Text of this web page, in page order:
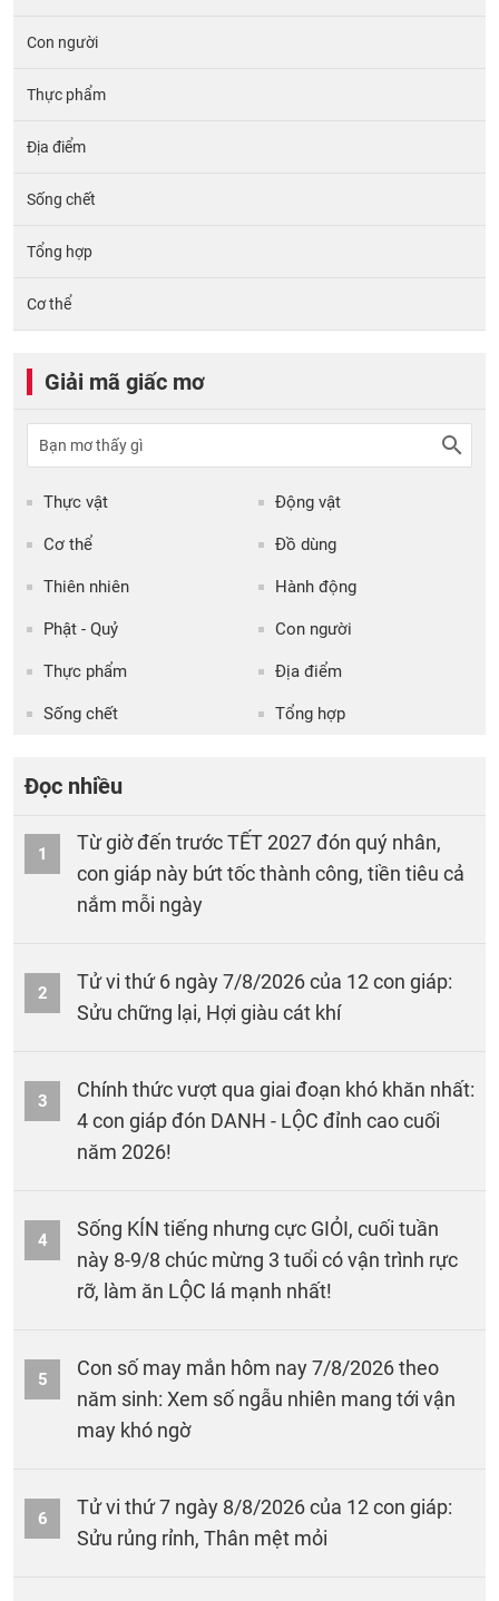
Con người
Thực phẩm
Địa điểm
Sống chết
Tổng hợp
Cơ thể
Giải mã giấc mơ
Thực vật Động vật
Cơ thể Đồ dùng
Thiên nhiên Hành động
Phật - Quỷ Con người
Thực phẩm Địa điểm
Sống chết Tổng hợp
Đọc nhiều
1
Từ giờ đến trước TẾT 2027 đón quý nhân,
con giáp này bứt tốc thành công, tiền tiêu cả
nắm mỗi ngày
2
Tử vi thứ 6 ngày 7/8/2026 của 12 con giáp:
Sửu chững lại, Hợi giàu cát khí
3
Chính thức vượt qua giai đoạn khó khăn nhất:
4 con giáp đón DANH - LỘC đỉnh cao cuối
năm 2026!
4
Sống KÍN tiếng nhưng cực GIỎI, cuối tuần
này 8-9/8 chúc mừng 3 tuổi có vận trình rực
rỡ, làm ăn LỘC lá mạnh nhất!
5
Con số may mắn hôm nay 7/8/2026 theo
năm sinh: Xem số ngẫu nhiên mang tới vận
may khó ngờ
6
Tử vi thứ 7 ngày 8/8/2026 của 12 con giáp:
Sửu rủng rỉnh, Thân mệt mỏi